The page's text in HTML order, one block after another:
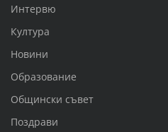
Интервю
Култура
Новини
Образование
Общински съвет
Поздрави